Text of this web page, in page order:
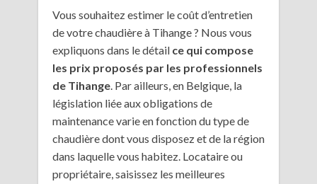
Vous souhaitez estimer le coût d’entretien
de votre chaudière à Tihange ? Nous vous
expliquons dans le détail ce qui compose
les prix proposés par les professionnels
de Tihange. Par ailleurs, en Belgique, la
législation liée aux obligations de
maintenance varie en fonction du type de
chaudière dont vous disposez et de la région
dans laquelle vous habitez. Locataire ou
propriétaire, saisissez les meilleures